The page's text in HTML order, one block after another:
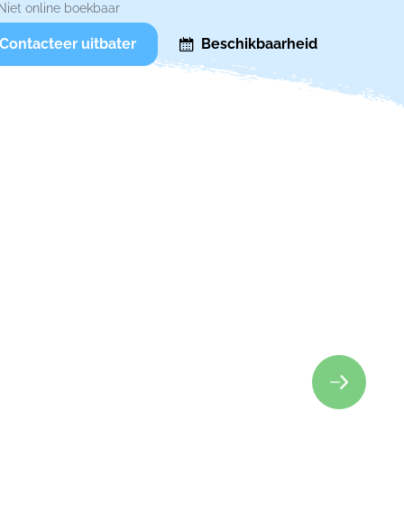
online boekbaar
Contacteer uitbater Beschikbaarheid